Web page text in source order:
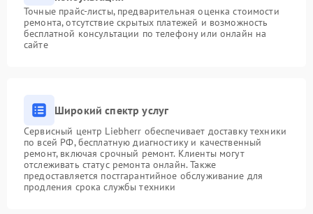
Точные прайс-листы, предварительная оценка стоимости
ремонта, отсутствие скрытых платежей и возможность
бесплатной консультации по телефону или онлайн на
сайте
Широкий спектр услуг
Сервисный центр Liebherr обеспечивает доставку техники
по всей РФ, бесплатную диагностику и качественный
ремонт, включая срочный ремонт. Клиенты могут
отслеживать статус ремонта онлайн. Также
предоставляется постгарантийное обслуживание для
продления срока службы техники